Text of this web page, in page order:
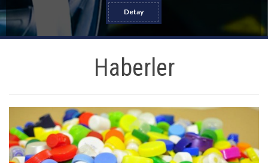
Detay
Haberler